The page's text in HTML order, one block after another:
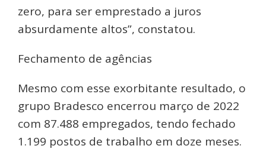
zero, para ser emprestado a juros
absurdamente altos”, constatou.
Fechamento de agências
Mesmo com esse exorbitante resultado, o
grupo Bradesco encerrou março de 2022
com 87.488 empregados, tendo fechado
1.199 postos de trabalho em doze meses.